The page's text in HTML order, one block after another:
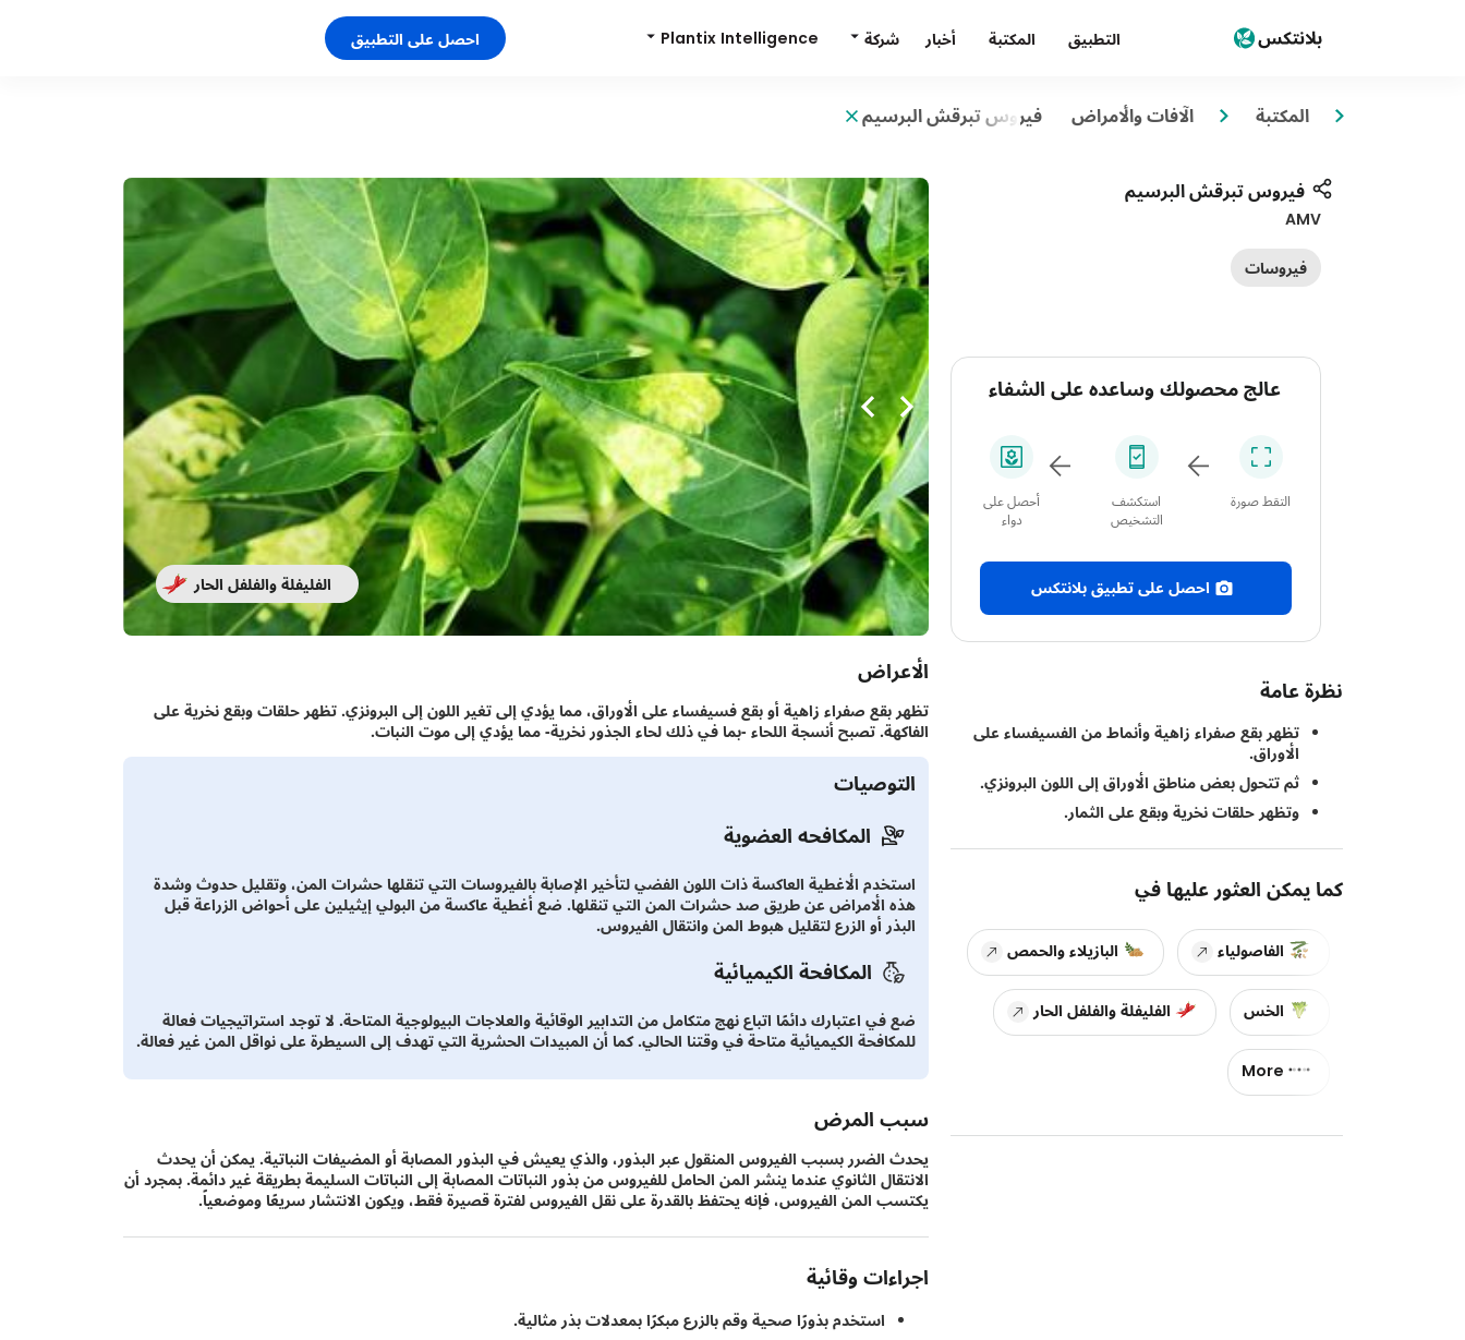
التطبيق المكتبة أخبار شركة Plantix Intelligence احصل على التطبيق
المكتبة الآفات والأمراض فيروس تبرقش البرسيم
فيروس تبرقش البرسيم
AMV
فيروسات
عالج محصولك وساعده على الشفاء
التقط صورة
استكشف
التشخيص
أحصل على
دواء
احصل على تطبيق بلانتكس
نظرة عامة
تظهر بقع صفراء زاهية وأنماط من الفسيفساء على
الأوراق.
ثم تتحول بعض مناطق الأوراق إلى اللون البرونزي.
وتظهر حلقات نخرية وبقع على الثمار.
كما يمكن العثور عليها في
الفاصولياء البازيلاء والحمص
الخس الفليفلة والفلفل الحار
More
الفليفلة والفلفل الحار
الأعراض
تظهر بقع صفراء زاهية أو بقع فسيفساء على الأوراق، مما يؤدي إلى تغير اللون إلى البرونزي. تظهر حلقات وبقع نخرية على
الفاكهة. تصبح أنسجة اللحاء -بما في ذلك لحاء الجذور نخرية- مما يؤدي إلى موت النبات.
التوصيات
المكافحه العضوية
استخدم الأغطية العاكسة ذات اللون الفضي لتأخير الإصابة بالفيروسات التي تنقلها حشرات المن، وتقليل حدوث وشدة
هذه الأمراض عن طريق صد حشرات المن التي تنقلها. ضع أغطية عاكسة من البولي إيثيلين على أحواض الزراعة قبل
البذر أو الزرع لتقليل هبوط المن وانتقال الفيروس.
المكافحة الكيميائية
ضع في اعتبارك دائمًا اتباع نهج متكامل من التدابير الوقائية والعلاجات البيولوجية المتاحة. لا توجد استراتيجيات فعالة
للمكافحة الكيميائية متاحة في وقتنا الحالي. كما أن المبيدات الحشرية التي تهدف إلى السيطرة على نواقل المن غير فعالة.
سبب المرض
يحدث الضرر بسبب الفيروس المنقول عبر البذور، والذي يعيش في البذور المصابة أو المضيفات النباتية. يمكن أن يحدث
الانتقال الثانوي عندما ينشر المن الحامل للفيروس من بذور النباتات المصابة إلى النباتات السليمة بطريقة غير دائمة. بمجرد أن
يكتسب المن الفيروس، فإنه يحتفظ بالقدرة على نقل الفيروس لفترة قصيرة فقط، ويكون الانتشار سريعًا وموضعياً.
اجراءات وقائية
استخدم بذورًا صحية وقم بالزرع مبكرًا بمعدلات بذر مثالية.